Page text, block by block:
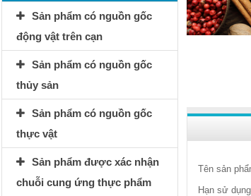
Sản phẩm có nguồn gốc
động vật trên cạn
Sản phẩm có nguồn gốc
thủy sản
Sản phẩm có nguồn gốc
thực vật
Sản phẩm được xác nhận
chuỗi cung ứng thực phẩm
Tên sản
Hạn sử dụng